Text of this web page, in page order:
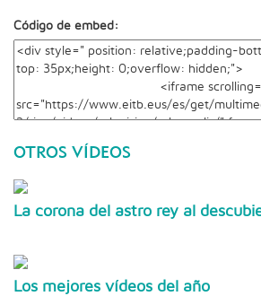
Código de embed:
OTROS VÍDEOS
La corona del astro rey al
Los mejores vídeos del año